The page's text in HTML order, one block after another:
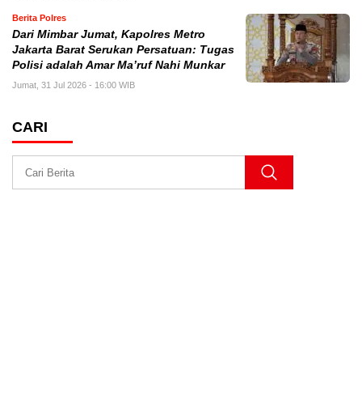
Berita Polres
Dari Mimbar Jumat, Kapolres Metro
Jakarta Barat Serukan Persatuan: Tugas
Polisi adalah Amar Ma’ruf Nahi Munkar
Jumat, 31 Jul 2026 - 16:00 WIB
CARI